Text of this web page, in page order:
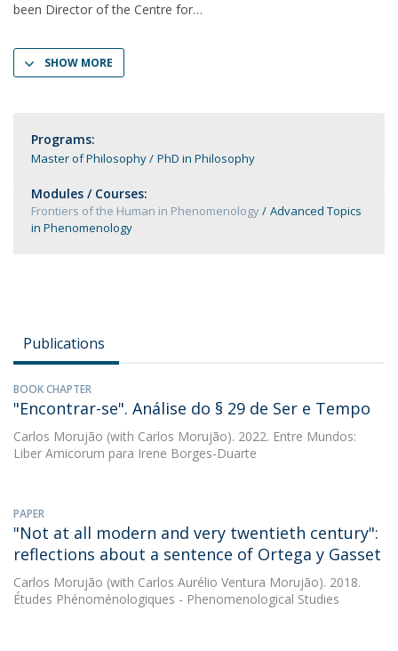
been Director of the Centre for
SHOW MORE
Programs:
Master of Philosophy PhD in Philosophy
Modules / Courses:
Frontiers of the Human in Phenomenology
Advanced Topics
in Phenomenology
Publications
BOOK CHAPTER
"Encontrar-se". Análise do § 29 de Ser e Tempo
Carlos Morujão (with Carlos Morujão). 2022. Entre Mundos:
Liber Amicorum para Irene Borges-Duarte
PAPER
"Not at all modern and very twentieth century":
reflections about a sentence of Ortega y Gasset
Carlos Morujão (with Carlos Aurélio Ventura Morujão). 2018.
Études Phénoménologiques - Phenomenological Studies